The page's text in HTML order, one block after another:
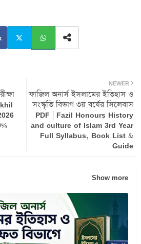
pp
NEWER
ফাজিল অনার্স ইসলামের ইতিহাস ও
সংস্কৃতি বিভাগ ৩য় বর্ষের সিলেবাস
PDF | Fazil Honours History
and culture of Islam 3rd Year
Full Syllabus, Book List &
Guide
Show more